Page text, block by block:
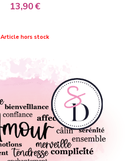
13,90€
Article hors stock